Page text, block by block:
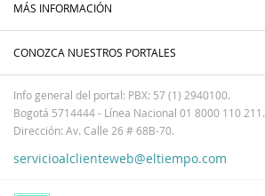
MÁS INFORMACIÓN
CONOZCA NUESTROS PORTALES
Info general del portal: PBX: 57 (1) 2940100.
Bogotá 5714444 - Línea Nacional 01 8000 110 211.
Dirección: Av. Calle 26 # 68B-70.
servicioalclienteweb@eltiempo.com